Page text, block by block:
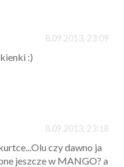
8.09.2013, 23:09
:)
8.09.2013, 23:18
czy dawno ja
jeszcze w MANGO? a